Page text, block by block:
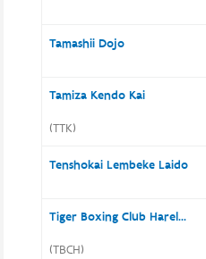
Tamashii Dojo
Tamiza Kendo Kai
(TTK)
Tenshokai Lembeke Laido
Tiger Boxing Club Harelbeke
(TBCH)